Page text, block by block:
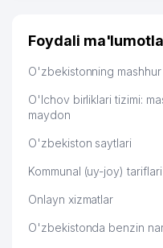
Foydali
O'zbekistonning mashhur
O'lchov birliklari tizimi:
maydon
O'zbekiston saytlari
Kommunal (uy-joy)
Onlayn xizmatlar
O'zbekistonda benzin